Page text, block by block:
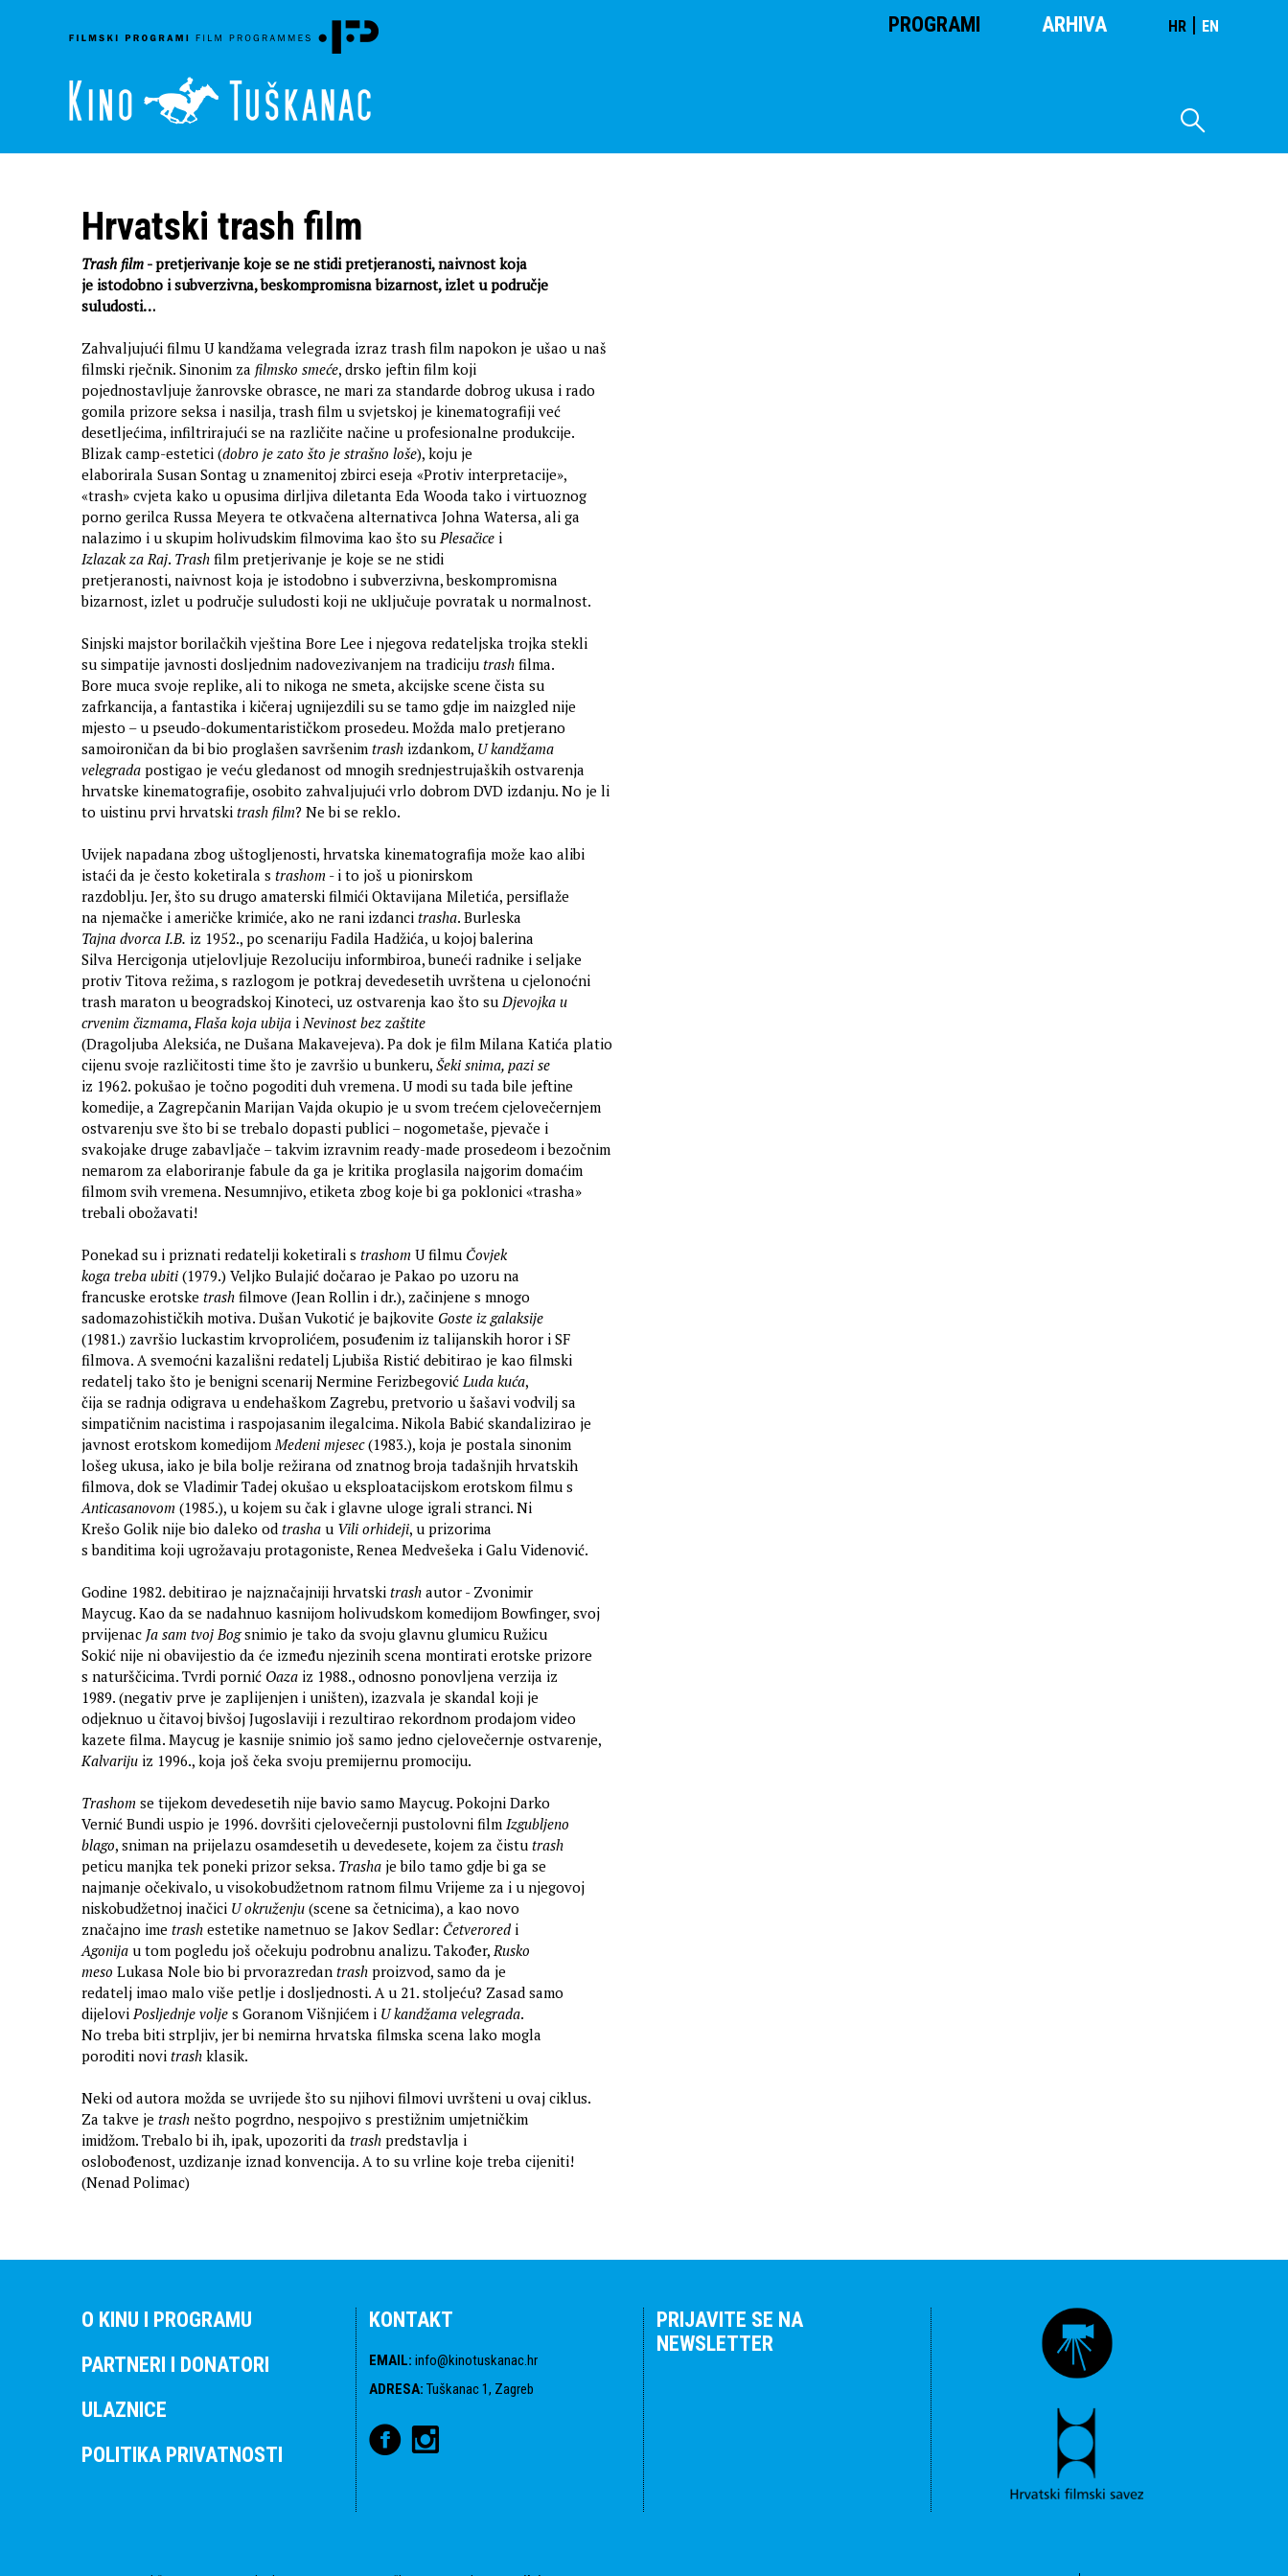
PROGRAMI ARHIVA HR | EN
Hrvatski trash film
Trash film - pretjerivanje koje se ne stidi pretjeranosti, naivnost koja
je istodobno i subverzivna, beskompromisna bizarnost, izlet u područje
suludosti…
Zahvaljujući filmu U kandžama velegrada izraz trash film napokon je ušao u naš
filmski rječnik. Sinonim za filmsko smeće, drsko jeftin film koji
pojednostavljuje žanrovske obrasce, ne mari za standarde dobrog ukusa i rado
gomila prizore seksa i nasilja, trash film u svjetskoj je kinematografiji već
desetljećima, infiltrirajući se na različite načine u profesionalne produkcije.
Blizak camp-estetici (dobro je zato što je strašno loše), koju je
elaborirala Susan Sontag u znamenitoj zbirci eseja «Protiv interpretacije»,
«trash» cvjeta kako u opusima dirljiva diletanta Eda Wooda tako i virtuoznog
porno gerilca Russa Meyera te otkvačena alternativca Johna Watersa, ali ga
nalazimo i u skupim holivudskim filmovima kao što suPlesačice i
Izlazak za Raj. Trash film pretjerivanje je koje se ne stidi
pretjeranosti, naivnost koja je istodobno i subverzivna, beskompromisna
bizarnost, izlet u područje suludosti koji ne uključuje povratak u normalnost.
Sinjski majstor borilačkih vještina Bore Lee i njegova redateljska trojka stekli
su simpatije javnosti dosljednim nadovezivanjem na tradiciju trash filma.
Bore muca svoje replike, ali to nikoga ne smeta, akcijske scene čista su
zafrkancija, a fantastika i kičeraj ugnijezdili su se tamo gdje im naizgled nije
mjesto – u pseudo-dokumentarističkom prosedeu. Možda malo pretjerano
samoironičan da bi bio proglašen savršenim trash izdankom, U kandžama
velegrada postigao je veću gledanost od mnogih srednjestrujaških ostvarenja
hrvatske kinematografije, osobito zahvaljujući vrlo dobrom DVD izdanju. No je li
to uistinu prvi hrvatski trash film? Ne bi se reklo.
Uvijek napadana zbog uštogljenosti, hrvatska kinematografija može kao alibi
istaći da je često koketirala s trashom - i to još u pionirskom
razdoblju. Jer, što su drugo amaterski filmići Oktavijana Miletića, persiflaže
na njemačke i američke krimiće, ako ne rani izdanci trasha. Burleska
Tajna dvorca I.B. iz 1952., po scenariju Fadila Hadžića, u kojoj balerina
Silva Hercigonja utjelovljuje Rezoluciju informbiroa, buneći radnike i seljake
protiv Titova režima, s razlogom je potkraj devedesetih uvrštena u cjelonoćni
trash maraton u beogradskoj Kinoteci, uz ostvarenja kao što suDjevojka u
crvenim čizmama,Flaša koja ubija iNevinost bez zaštite
(Dragoljuba Aleksića, ne Dušana Makavejeva). Pa dok je film Milana Katića platio
cijenu svoje različitosti time što je završio u bunkeru, Šeki snima, pazi se
iz 1962. pokušao je točno pogoditi duh vremena. U modi su tada bile jeftine
komedije, a Zagrepčanin Marijan Vajda okupio je u svom trećem cjelovečernjem
ostvarenju sve što bi se trebalo dopasti publici – nogometaše, pjevače i
svakojake druge zabavljače – takvim izravnim ready-made prosedeom i bezočnim
nemarom za elaboriranje fabule da ga je kritika proglasila najgorim domaćim
filmom svih vremena. Nesumnjivo, etiketa zbog koje bi ga poklonici «trasha»
trebali obožavati!
Ponekad su i priznati redatelji koketirali s trashom U filmu Čovjek
koga treba ubiti (1979.) Veljko Bulajić dočarao je Pakao po uzoru na
francuske erotske trash filmove (Jean Rollin i dr.), začinjene s mnogo
sadomazohističkih motiva. Dušan Vukotić je bajkovite Goste iz galaksije
(1981.) završio luckastim krvoprolićem, posuđenim iz talijanskih horor i SF
filmova. A svemoćni kazališni redatelj Ljubiša Ristić debitirao je kao filmski
redatelj tako što je benigni scenarij Nermine FerizbegovićLuda kuća,
čija se radnja odigrava u endehaškom Zagrebu, pretvorio u šašavi vodvilj sa
simpatičnim nacistima i raspojasanim ilegalcima. Nikola Babić skandalizirao je
javnost erotskom komedijomMedeni mjesec(1983.), koja je postala sinonim
lošeg ukusa, iako je bila bolje režirana od znatnog broja tadašnjih hrvatskih
filmova, dok se Vladimir Tadej okušao u eksploatacijskom erotskom filmu s
Anticasanovom (1985.), u kojem su čak i glavne uloge igrali stranci. Ni
Krešo Golik nije bio daleko od trasha u Vili orhideji, u prizorima
s banditima koji ugrožavaju protagoniste, Renea Medvešeka i Galu Videnović.
Godine 1982. debitirao je najznačajniji hrvatski trash autor - Zvonimir
Maycug. Kao da se nadahnuo kasnijom holivudskom komedijom Bowfinger, svoj
prvijenac Ja sam tvoj Bogsnimio je tako da svoju glavnu glumicu Ružicu
Sokić nije ni obavijestio da će između njezinih scena montirati erotske prizore
s naturščicima. Tvrdi pornić Oaza iz 1988., odnosno ponovljena verzija iz
1989. (negativ prve je zaplijenjen i uništen), izazvala je skandal koji je
odjeknuo u čitavoj bivšoj Jugoslaviji i rezultirao rekordnom prodajom video
kazete filma. Maycug je kasnije snimio još samo jedno cjelovečernje ostvarenje,
Kalvariju iz 1996., koja još čeka svoju premijernu promociju.
Trashom se tijekom devedesetih nije bavio samo Maycug. Pokojni Darko
Vernić Bundi uspio je 1996. dovršiti cjelovečernji pustolovni film Izgubljeno
blago, sniman na prijelazu osamdesetih u devedesete, kojem za čistu trash
peticu manjka tek poneki prizor seksa. Trasha je bilo tamo gdje bi ga se
najmanje očekivalo, u visokobudžetnom ratnom filmu Vrijeme za i u njegovoj
niskobudžetnoj inačici U okruženju (scene sa četnicima), a kao novo
značajno ime trash estetike nametnuo se Jakov Sedlar: Četverored i
Agonija u tom pogledu još očekuju podrobnu analizu. Također,Rusko
meso Lukasa Nole bio bi prvorazredan trash proizvod, samo da je
redatelj imao malo više petlje i dosljednosti. A u 21. stoljeću? Zasad samo
dijeloviPosljednje volje s Goranom Višnjićem i U kandžama velegrada.
No treba biti strpljiv, jer bi nemirna hrvatska filmska scena lako mogla
poroditi novi trash klasik.
Neki od autora možda se uvrijede što su njihovi filmovi uvršteni u ovaj ciklus.
Za takve je trash nešto pogrdno, nespojivo s prestižnim umjetničkim
imidžom. Trebalo bi ih, ipak, upozoriti da trash predstavlja i
oslobođenost, uzdizanje iznad konvencija. A to su vrline koje treba cijeniti!
(Nenad Polimac)
O KINU I PROGRAMU
PARTNERI I DONATORI
ULAZNICE
POLITIKA PRIVATNOSTI
KONTAKT
EMAIL: info@kinotuskanac.hr
ADRESA: Tuškanac 1, Zagreb
PRIJAVITE SE NA
NEWSLETTER